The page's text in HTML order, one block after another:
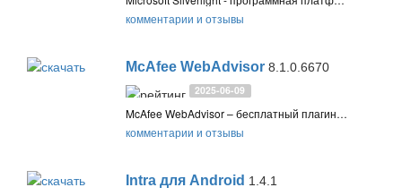
комментарии и отзывы
McAfee WebAdvisor 8.1.0.6670
2025-06-09
McAfee WebAdvisor – бесплатный плагин для браузеров Firefox, Google Chrome, Internet Explorer и Microsoft Edge, обеспечивающий защиту от вредоносных, фишинговых и мошеннических сайтов и вредоносных загрузок
комментарии и отзывы
Intra для Android 1.4.1